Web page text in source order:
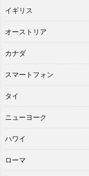
イギリス
オーストリア
カナダ
スマートフォン
タイ
ニューヨーク
ハワイ
ローマ